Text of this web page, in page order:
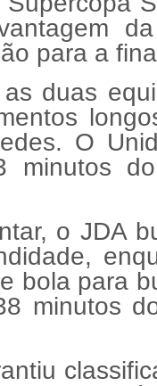
para a
duas
O
minutos
o JDA
bola para
minutos